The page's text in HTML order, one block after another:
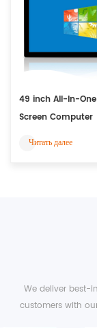
49 inch All-In-
Screen Computer
Читать далее
We deliver best-
customers with